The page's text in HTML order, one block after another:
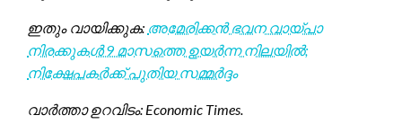
ഇതും വായിക്കുക: അമേരിക്കൻ ഭവന വായ്പാ
നിരക്കുകൾ 9 മാസത്തെ ഉയർന്ന നിലയിൽ;
നിക്ഷേപകർക്ക് പുതിയ സമ്മർദ്ദം
വാർത്താ ഉറവിടം: Economic Times.